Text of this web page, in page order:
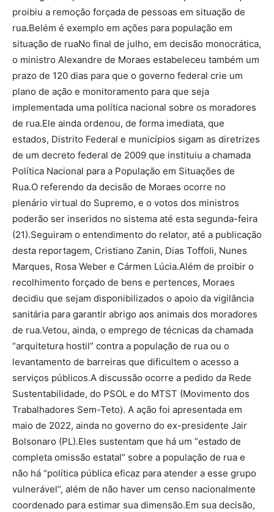
proibiu a remoção forçada de pessoas em situação de
rua.Belém é exemplo em ações para população em
situação de ruaNo final de julho, em decisão monocrática,
o ministro Alexandre de Moraes estabeleceu também um
prazo de 120 dias para que o governo federal crie um
plano de ação e monitoramento para que seja
implementada uma política nacional sobre os moradores
de rua.Ele ainda ordenou, de forma imediata, que
estados, Distrito Federal e municípios sigam as diretrizes
de um decreto federal de 2009 que instituiu a chamada
Política Nacional para a População em Situações de
Rua.O referendo da decisão de Moraes ocorre no
plenário virtual do Supremo, e o votos dos ministros
poderão ser inseridos no sistema até esta segunda-feira
(21).Seguiram o entendimento do relator, até a publicação
desta reportagem, Cristiano Zanin, Dias Toffoli, Nunes
Marques, Rosa Weber e Cármen Lúcia.Além de proibir o
recolhimento forçado de bens e pertences, Moraes
decidiu que sejam disponibilizados o apoio da vigilância
sanitária para garantir abrigo aos animais dos moradores
de rua.Vetou, ainda, o emprego de técnicas da chamada
“arquitetura hostil” contra a população de rua ou o
levantamento de barreiras que dificultem o acesso a
serviços públicos.A discussão ocorre a pedido da Rede
Sustentabilidade, do PSOL e do MTST (Movimento dos
Trabalhadores Sem-Teto). A ação foi apresentada em
maio de 2022, ainda no governo do ex-presidente Jair
Bolsonaro (PL).Eles sustentam que há um “estado de
completa omissão estatal” sobre a população de rua e
não há “política pública eficaz para atender a esse grupo
vulnerável”, além de não haver um censo nacionalmente
coordenado para estimar sua dimensão.Em sua decisão,